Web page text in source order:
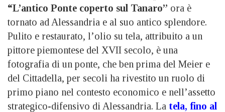
“L’antico Ponte coperto sul Tanaro” ora è
tornato ad Alessandria e al suo antico splendore.
Pulito e restaurato, l’olio su tela, attribuito a un
pittore piemontese del XVII secolo, è una
fotografia di un ponte, che ben prima del Meier e
del Cittadella, per secoli ha rivestito un ruolo di
primo piano nel contesto economico e nell’assetto
strategico-difensivo di Alessandria. La tela, fino al